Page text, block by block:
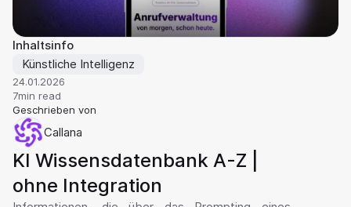
Inhaltsinfo
Künstliche Intelligenz
24.01.2026
7min read
Geschrieben von
Callana
KI Wissensdatenbank A-Z |
ohne Integration